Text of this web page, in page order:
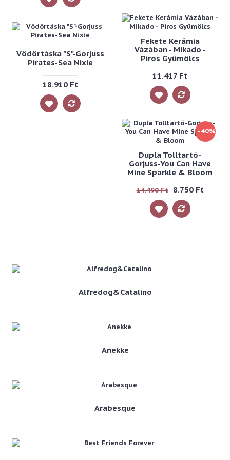
Fekete Kerámia
Vázában - Mikado -
Piros Gyümölcs
11.417 Ft
Vödörtáska "S"-Gorjuss
Pirates-Sea Nixie
18.910 Ft
-40%
Dupla Tolltartó-
Gorjuss-You Can Have
Mine Sparkle & Bloom
14.490 Ft 8.750 Ft
Alfredog&Catalino
Anekke
Arabesque